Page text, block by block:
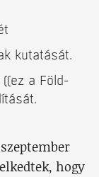
kutatását.
a Föld-
hogy